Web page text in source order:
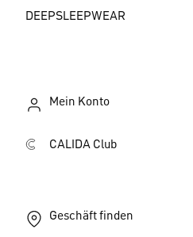
DEEPSLEEPWEAR
Mein Konto
CALIDA Club
Geschäft finden